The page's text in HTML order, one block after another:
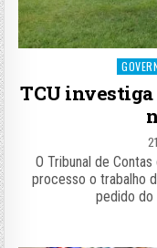
Posted
TCU investiga
O Tribunal de
processo o trabalho
pedido do